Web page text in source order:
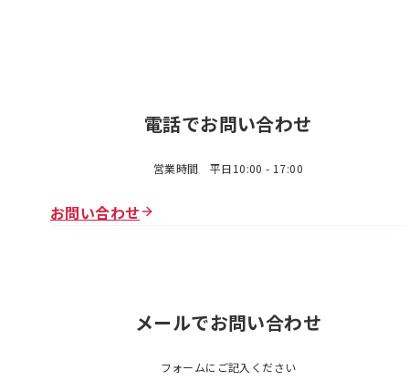
電話でお問い合わせ
営業時間 平日10:00 - 17:00
お問い合わせ
メールでお問い合わせ
フォームにご記入ください